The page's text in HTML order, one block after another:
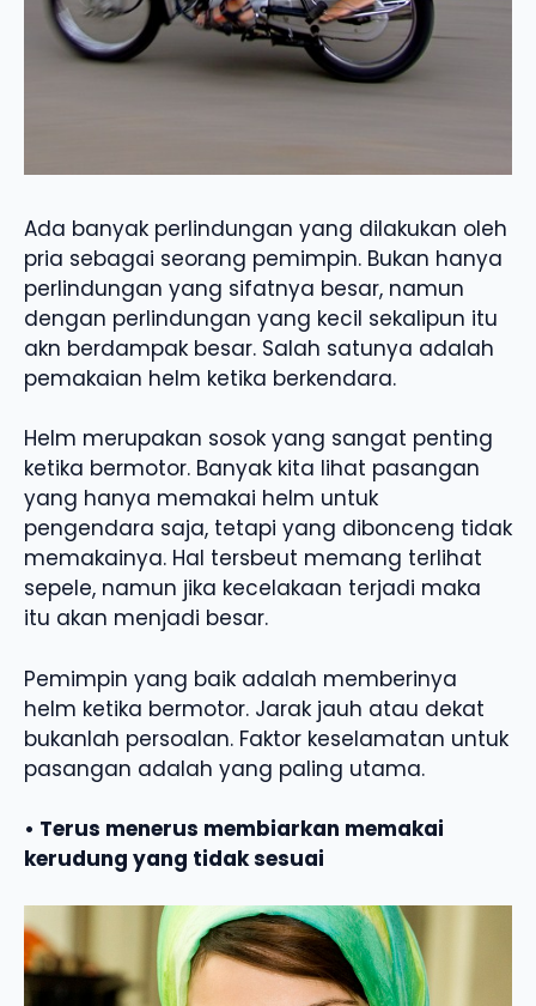
Ada banyak perlindungan yang dilakukan oleh
pria sebagai seorang pemimpin. Bukan hanya
perlindungan yang sifatnya besar, namun
dengan perlindungan yang kecil sekalipun itu
akn berdampak besar. Salah satunya adalah
pemakaian helm ketika berkendara.
Helm merupakan sosok yang sangat penting
ketika bermotor. Banyak kita lihat pasangan
yang hanya memakai helm untuk
pengendara saja, tetapi yang dibonceng tidak
memakainya. Hal tersbeut memang terlihat
sepele, namun jika kecelakaan terjadi maka
itu akan menjadi besar.
Pemimpin yang baik adalah memberinya
helm ketika bermotor. Jarak jauh atau dekat
bukanlah persoalan. Faktor keselamatan untuk
pasangan adalah yang paling utama.
• Terus menerus membiarkan memakai
kerudung yang tidak sesuai